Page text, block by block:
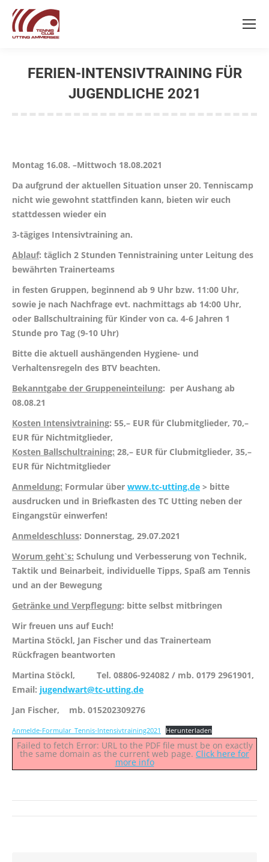
FERIEN-INTENSIVTRAINING FÜR
JUGENDLICHE 2021
Montag 16.08. –Mittwoch 18.08.2021
Da aufgrund der aktuellen Situation unser 20. Tenniscamp
nicht wie gewohnt stattfinden kann, bieten wir euch
stattdessen wieder ein
3-tägiges Intensivtraining an.
Ablauf: täglich 2 Stunden Tennistraining unter Leitung des
bewährten Trainerteams
in festen Gruppen, beginnend ab 9 Uhr bzw. 11:00 Uhr,
sowie je nach Nachfrage evt. nachmittags ab 14:00 Uhr,
oder Ballschultraining für Kinder von ca. 4-6 Jahren 1
Stunde pro Tag (9-10 Uhr)
Bitte die aktuell aushängenden Hygiene- und
Verhaltensregeln des BTV beachten.
Bekanntgabe der Gruppeneinteilung: per Aushang ab
08.08.21
Kosten Intensivtraining: 55,– EUR für Clubmitglieder, 70,–
EUR für Nichtmitglieder,
Kosten Ballschultraining: 28,– EUR für Clubmitglieder, 35,–
EUR für Nichtmitglieder
Anmeldung: Formular über www.tc-utting.de > bitte
ausdrucken und in Briefkasten des TC Utting neben der
Eingangstür einwerfen!
Anmeldeschluss: Donnerstag, 29.07.2021
Worum geht`s: Schulung und Verbesserung von Technik,
Taktik und Beinarbeit, individuelle Tipps, Spaß am Tennis
und an der Bewegung
Getränke und Verpflegung: bitte selbst mitbringen
Wir freuen uns auf Euch!
Martina Stöckl, Jan Fischer und das Trainerteam
Rückfragen beantworten
Martina Stöckl, Tel. 08806-924082 / mb. 0179 2961901,
Email: jugendwart@tc-utting.de
Jan Fischer, mb. 015202309276
Anmelde-Formular_Tennis-Intensivtraining2021 Herunterladen
Failed to fetch Error: URL to the PDF file must be on exactly
the same domain as the current web page. Click here for
more info
Kommentarnavigation